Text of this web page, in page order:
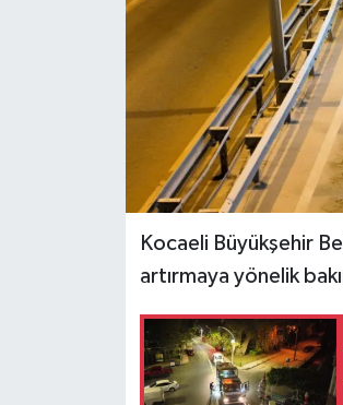
Kocaeli Büyükşehir
artırmaya yönelik